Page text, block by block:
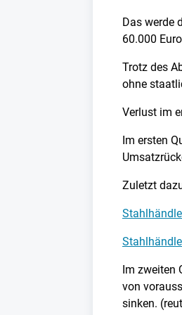
Das werde
60.000
Trotz des
ohne
Verlust im
Im ersten
Zuletzt
Im zweiten
von
sinken.